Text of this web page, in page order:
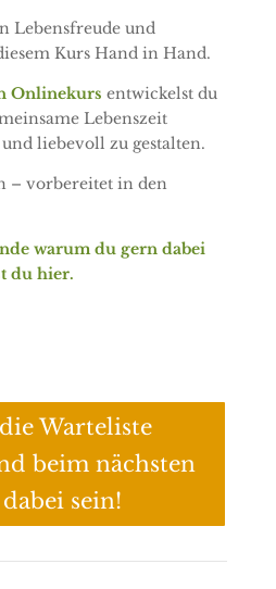
Lebensfreude und
Kurs Hand in Hand.
Onlinekurs entwickelst du
Lebenszeit
liebevoll zu gestalten.
– vorbereitet in den
warum du gern dabei
du hier.
Warteliste
beim nächsten
sein!